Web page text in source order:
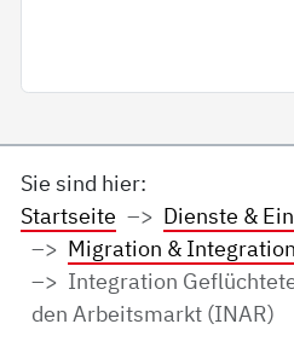
Sie sind hier:
Startseite
Dienste &
Migration & Integration
Integration
den Arbeitsmarkt (INAR)